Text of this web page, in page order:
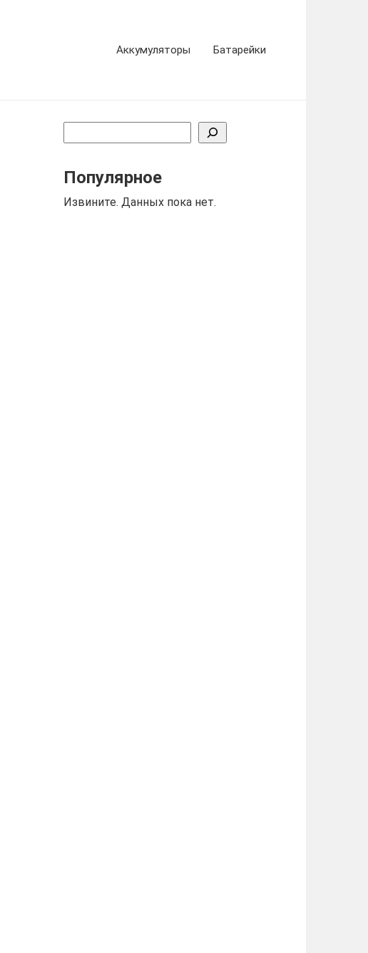
Аккумуляторы Батарейки
Популярное
Извините. Данных пока нет.